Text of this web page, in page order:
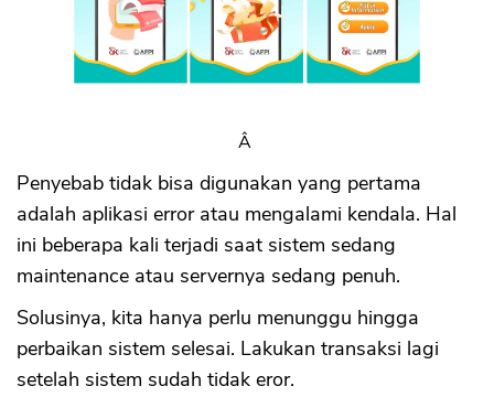
Â
Penyebab tidak bisa digunakan yang pertama
adalah aplikasi error atau mengalami kendala. Hal
ini beberapa kali terjadi saat sistem sedang
maintenance atau servernya sedang penuh.
Solusinya, kita hanya perlu menunggu hingga
perbaikan sistem selesai. Lakukan transaksi lagi
setelah sistem sudah tidak eror.